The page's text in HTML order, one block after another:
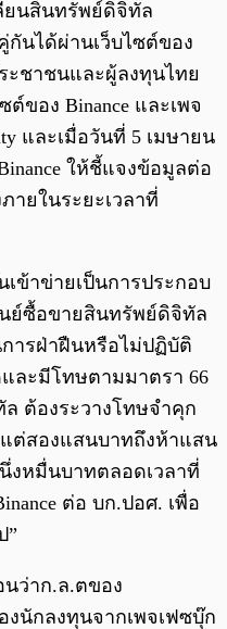
ยนสินทรัพย์ดิจิทัล
นได้ผ่านเว็บไซต์ของ
ะชาชนและผู้ลงทุนไทย
ต์ของ Binance และเพจ
และเมื่อวันที่ 5 เมษายน
ให้ชี้แจงข้อมูลต่อ
ายในระยะเวลาที่
เข้าข่ายเป็นการประกอบ
ย์ซื้อขายสินทรัพย์ดิจิทัล
ารฝ่าฝืนหรือไม่ปฏิบัติ
ละมีโทษตามมาตรา 66
ต้องระวางโทษจำคุก
ต่สองแสนบาทถึงห้าแสน
งหมื่นบาทตลอดเวลาที่
ต่อ บก.ปอศ. เพื่อ
”
ว่าก.ล.ตของ
งนักลงทุนจากเพจเฟซบุ๊ก